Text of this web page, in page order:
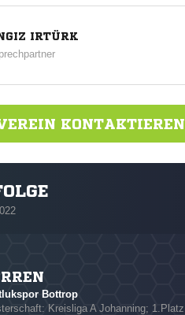
IRTÜRK
KONTAKTIEREN
Bottrop
Kreisliga A Johanning; 1.Platz